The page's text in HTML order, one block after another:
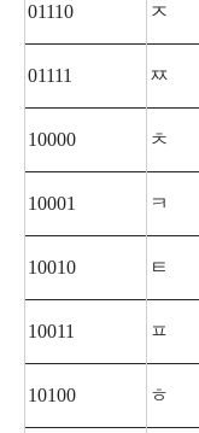
01110 ㅈ
01111 ㅉ
10000 ㅊ
10001 ㅋ
10010 ㅌ
10011 ㅍ
10100 ㅎ